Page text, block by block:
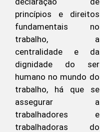
princípios e direitos
fundamentais no
trabalho, a
centralidade e da
dignidade do ser
humano no mundo do
trabalho, há que se
assegurar a
trabalhadores e
trabalhadoras do